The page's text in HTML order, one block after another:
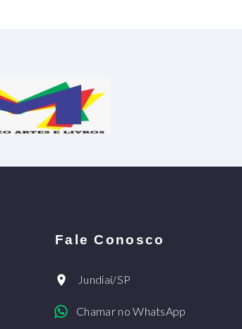
Fale Conosco
Jundiaí/SP
Chamar no WhatsApp